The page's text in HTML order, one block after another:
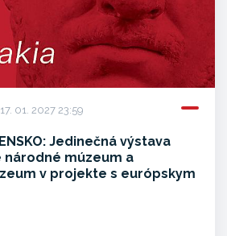
01. 2027 23:59
Jedinečná výstava
národné múzeum a
v projekte s európskym